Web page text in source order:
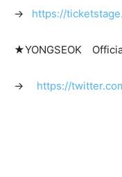
→ https://
★YONGSEOK
→ https://